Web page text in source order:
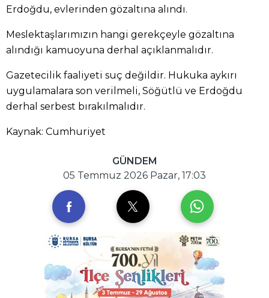
Erdoğdu, evlerinden gözaltına alındı.
Meslektaşlarımızın hangi gerekçeyle gözaltına
alındığı kamuoyuna derhal açıklanmalıdır.
Gazetecilik faaliyeti suç değildir. Hukuka aykırı
uygulamalara son verilmeli, Söğütlü ve Erdoğdu
derhal serbest bırakılmalıdır.
Kaynak: Cumhuriyet
GÜNDEM
05 Temmuz 2026 Pazar, 17:03